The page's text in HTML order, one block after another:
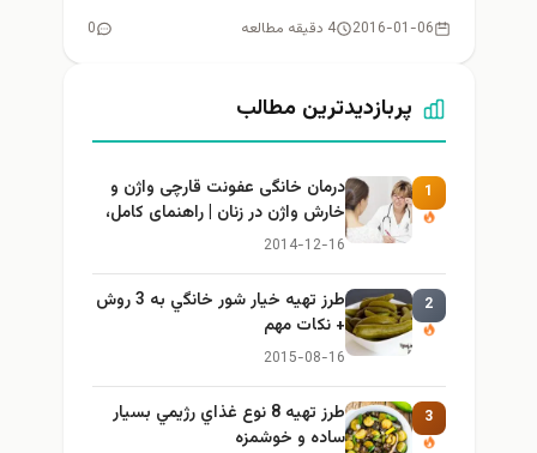
2016-01-06 4 دقیقه مطالعه 0
پربازدیدترین مطالب
1
درمان خانگی عفونت قارچی واژن و
خارش واژن در زنان | راهنمای کامل،
ایمن و کاربردی
2014-12-16
2
طرز تهيه خیار شور خانگي به 3 روش
+ نكات مهم
2015-08-16
3
طرز تهيه 8 نوع غذاي رژيمي بسيار
ساده و خوشمزه